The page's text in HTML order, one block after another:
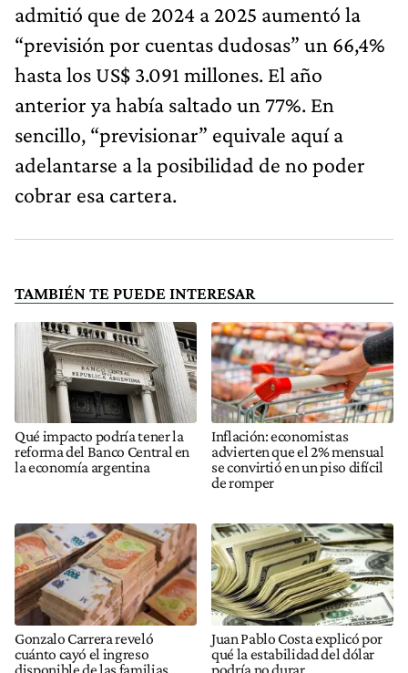
admitió que de 2024 a 2025 aumentó la
“previsión por cuentas dudosas” un 66,4%
hasta los US$ 3.091 millones. El año
anterior ya había saltado un 77%. En
sencillo, “previsionar” equivale aquí a
adelantarse a la posibilidad de no poder
cobrar esa cartera.
TAMBIÉN TE PUEDE INTERESAR
Qué impacto podría tener la
reforma del Banco Central en
la economía argentina
Inflación: economistas
advierten que el 2% mensual
se convirtió en un piso difícil
de romper
Gonzalo Carrera reveló
cuánto cayó el ingreso
disponible de las familias
Juan Pablo Costa explicó por
qué la estabilidad del dólar
podría no durar